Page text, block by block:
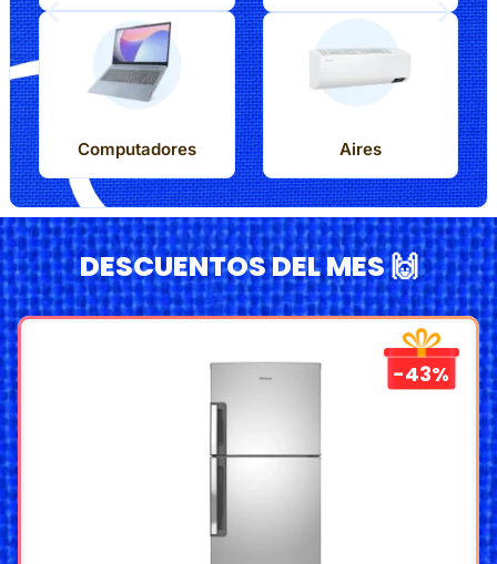
Computadores Aires
DESCUENTOS DEL MES 🙌
-43%